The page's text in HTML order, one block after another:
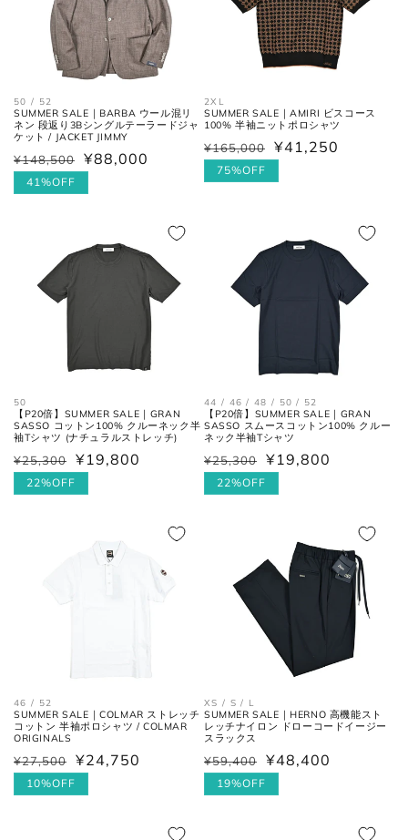
50 / 52
SUMMER SALE｜BARBA ウール混リ
ネン 段返り3Bシングルテーラードジャ
ケット / JACKET JIMMY
通
常
¥148,500
セ
ー
¥88,000
41%OFF
2XL
SUMMER SALE｜AMIRI ビスコース
100% 半袖ニットポロシャツ
通
常
¥165,000
セ
ー
¥41,250
75%OFF
50
【P20倍】SUMMER SALE｜GRAN
SASSO コットン100% クルーネック半
袖Tシャツ (ナチュラルストレッチ)
通
常
¥25,300
セ
ー
¥19,800
22%OFF
44 / 46 / 48 / 50 / 52
【P20倍】SUMMER SALE｜GRAN
SASSO スムースコットン100% クルー
ネック半袖Tシャツ
通
常
¥25,300
セ
ー
¥19,800
22%OFF
46 / 52
SUMMER SALE｜COLMAR ストレッチ
コットン 半袖ポロシャツ / COLMAR
ORIGINALS
通
常
¥27,500
セ
ー
¥24,750
10%OFF
XS / S / L
SUMMER SALE｜HERNO 高機能スト
レッチナイロン ドローコードイージー
スラックス
通
常
¥59,400
セ
ー
¥48,400
19%OFF
ウエス
ト
平置きにし、自然なテンションを
加え端と端を結んだ長さ×2。
フロントの上端から股下の縫い目
股下
股下の縫い目の交点から、内側の
シームに沿った裾までの長さ。
股下の縫い目の交点から、5cm裾
方向へ下がった位置の端と端を結
んだ長さ。
ネクタイ
全長 大剣と小剣の先端を結んだ長さ。
大剣の剣先幅。
アウトソールに沿って前後の先端
を結んだ長さ。